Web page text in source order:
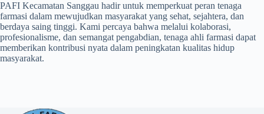
PAFI Kecamatan Sanggau hadir untuk memperkuat peran tenaga
farmasi dalam mewujudkan masyarakat yang sehat, sejahtera, dan
berdaya saing tinggi. Kami percaya bahwa melalui kolaborasi,
profesionalisme, dan semangat pengabdian, tenaga ahli farmasi dapat
memberikan kontribusi nyata dalam peningkatan kualitas hidup
masyarakat.